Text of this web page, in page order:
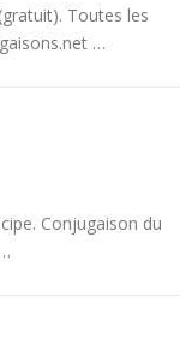
Toutes les
…
Conjugaison du